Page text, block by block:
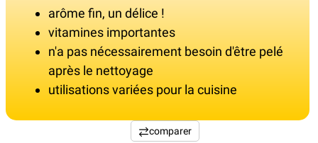
arôme fin, un délice !
vitamines importantes
n'a pas nécessairement besoin d'être pelé
après le nettoyage
utilisations variées pour la cuisine
comparer